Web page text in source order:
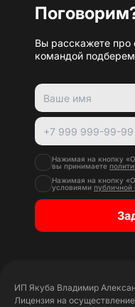
Вы расскажете
командой
Нажимая на кнопку
вы принимаете
Нажимая на кнопку
условиями публичной
ИП Якуба Владимир
Лицензия на